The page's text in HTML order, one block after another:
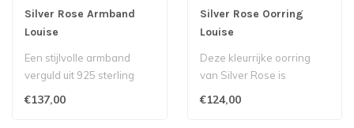
Silver Rose Armband
Louise
Een stijlvolle armband
verguld uit 925 sterling
€137,00
Silver Rose Oorring
Louise
Deze kleurrijke oorring
van Silver Rose is
€124,00